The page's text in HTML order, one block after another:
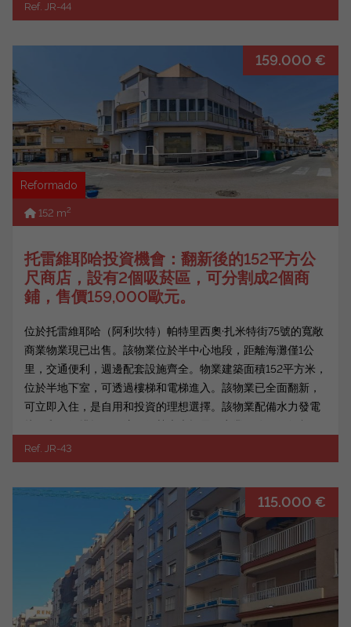
Ref. JR-44
159.000 €
Reformado
152 m2
托雷維耶哈投資機會：翻新後的152平方公
尺商店，設有2個吸菸區，可分割成2個商
鋪，售價159,000歐元。
位於托雷維耶哈（阿利坎特）帕特里西奧·扎米特街75號的寬敞
商業物業現已出售。該物業位於半中心地段，距離海灘僅1公
里，交通便利，週邊配套設施齊全。物業建築面積152平方米，
位於半地下室，可透過樓梯和電梯進入。該物業已全面翻新，
可立即入住，是自用和投資的理想選擇。該物業配備水力發電
廳、外帶、...
Ref. JR-43
115.000 €